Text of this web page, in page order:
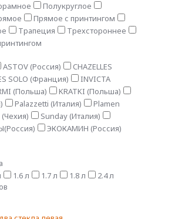
Полукруглое
Прямое с принтингом
Трапеция
Трехстороннее
ASTOV (Россия)
CHAZELLES
SOLO (Франция)
INVICTA
(Польша)
KRATKI (Польша)
Palazzetti (Италия)
Plamen
Sunday (Италия)
ЭКОКАМИН (Россия)
1.6 л 1.7 л 1.8 л
2.4 л